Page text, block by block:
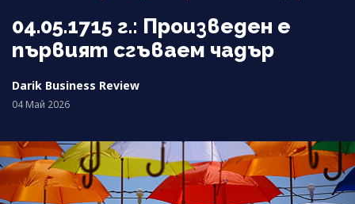
04.05.1715 г.: Произведен е
първият сгъваем чадър
Darik Business Review
04 Май 2026